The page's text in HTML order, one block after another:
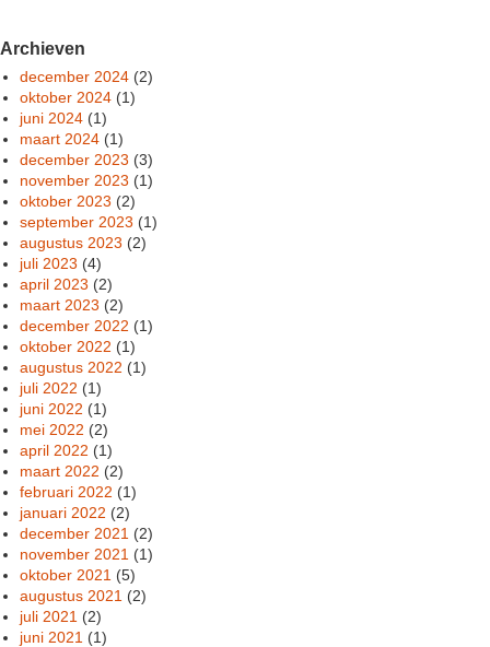
Archieven
december 2024 (2)
oktober 2024 (1)
juni 2024 (1)
maart 2024 (1)
december 2023 (3)
november 2023 (1)
oktober 2023 (2)
september 2023 (1)
augustus 2023 (2)
juli 2023 (4)
april 2023 (2)
maart 2023 (2)
december 2022 (1)
oktober 2022 (1)
augustus 2022 (1)
juli 2022 (1)
juni 2022 (1)
mei 2022 (2)
april 2022 (1)
maart 2022 (2)
februari 2022 (1)
januari 2022 (2)
december 2021 (2)
november 2021 (1)
oktober 2021 (5)
augustus 2021 (2)
juli 2021 (2)
juni 2021 (1)